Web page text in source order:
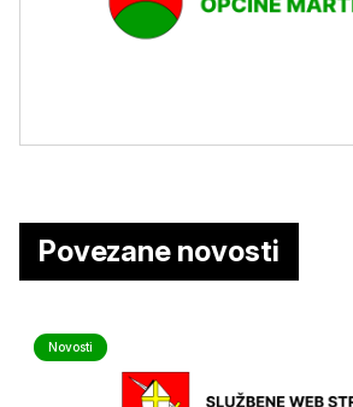
Povezane novosti
Novosti